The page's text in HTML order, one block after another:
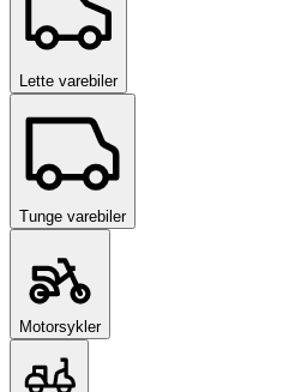
Lette varebiler
Tunge varebiler
Motorsykler